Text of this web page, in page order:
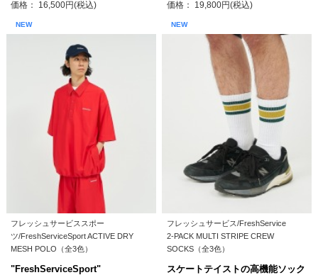
価格： 16,500円(税込) 価格： 19,800円(税込)
NEW
フレッシュサービススポー
ツ/FreshServiceSport ACTIVE DRY
MESH POLO（全3色）
"FreshServiceSport"
NEW
フレッシュサービス/FreshService
2-PACK MULTI STRIPE CREW
SOCKS（全3色）
スケートテイストの高機能ソック